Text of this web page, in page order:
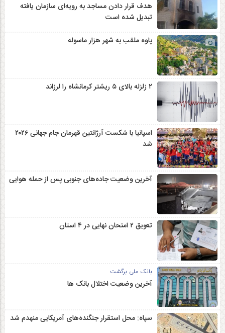
هدف قرار دادن مساجد به رویه‌ای سازمان‌ یافته
تبدیل شده است
پاوه ملقب به شهر هزار ماسوله
۲ زلزله‌ بالای ۵ ریشتر کرمانشاه را لرزاند
اسپانیا با شکست آرژانتین قهرمان جام جهانی ۲۰۲۶
شد
آخرین وضعیت جاده‌های جنوبی پس از حمله هوایی
تعویق ۲ امتحان نهایی در ۴ استان
بانک ملی برگشت
آخرین وضعیت اختلال بانک ها
سپاه: محل استقرار جنگنده‌های آمریکایی منهدم شد